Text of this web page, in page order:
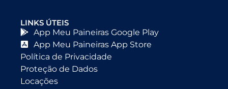
LINKS ÚTEIS
App Meu Paineiras Google Play
App Meu Paineiras App Store
Política de Privacidade
Proteção de Dados
Locações